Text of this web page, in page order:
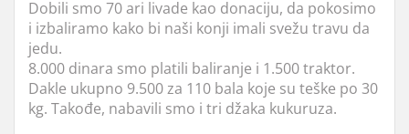
Dobili smo 70 ari livade kao donaciju, da pokosimo
i izbaliramo kako bi naši konji imali svežu travu da
jedu.
8.000 dinara smo platili baliranje i 1.500 traktor.
Dakle ukupno 9.500 za 110 bala koje su teške po 30
kg. Takođe, nabavili smo i tri džaka kukuruza.